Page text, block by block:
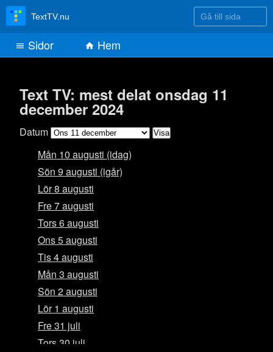
Text TV: mest delat onsdag 11
december 2024
Datum
Mån 10 augusti (idag)
Sön 9 augusti (igår)
Lör 8 augusti
Fre 7 augusti
Tors 6 augusti
Ons 5 augusti
Tis 4 augusti
Mån 3 augusti
Sön 2 augusti
Lör 1 augusti
Fre 31 juli
Tors 30 juli
TextTV.nu Gå till sida
Sidor Hem